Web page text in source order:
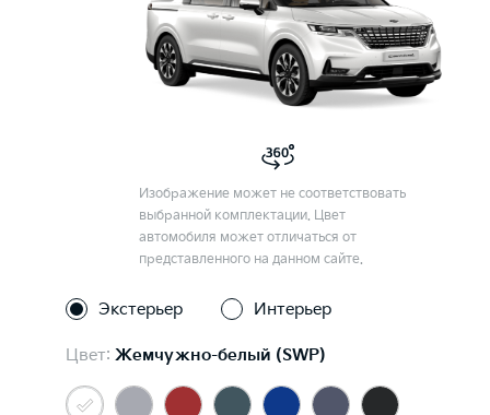
Изображение может не соответствовать
выбранной комплектации. Цвет
автомобиля может отличаться от
представленного на данном сайте.
Экстерьер Интерьер
Цвет: Жемчужно-белый (SWP)